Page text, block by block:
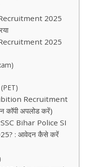
2025
2025
(PET)
Recruitment
कॉपी अपलोड करें)
Bihar Police SI
: आवेदन कैसे करें